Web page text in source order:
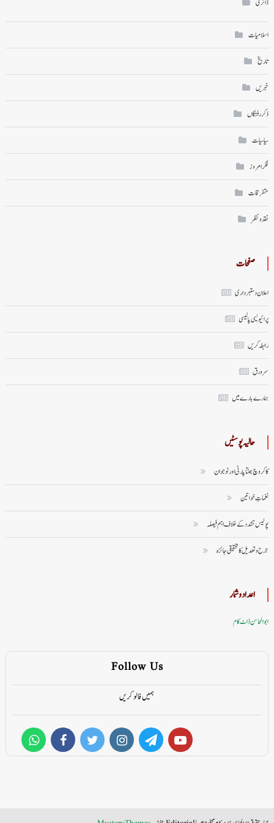
ڈائری
اسلامیات
تاریخ
خبریں
ذکر رفتگاں
سیاسیات
فکر امروز
متفرقات
نقد ونظر
صفحات
اعلان دستبرداری
پرائیویسی پالیسی
رابطہ کریں
سر ورق
ہمارے بارے میں
حالیہ پوسٹیں
کاکروچ جنتا پارٹی اور نوجوان
نغماتِ خواتین
پولیس تشدد کے خلاف اہم فیصلہ
جرح و تعدیل کا تحقیقی جائزہ
اعداد وشمار
ابوالمحاسن ڈاٹ کام
Follow Us
ہمیں فالو کریں